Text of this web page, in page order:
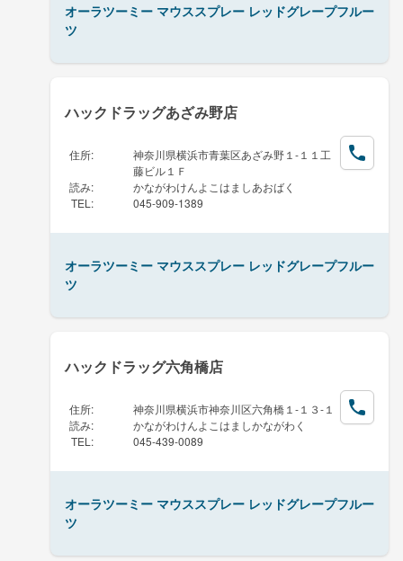
オーラツーミー マウススプレー レッドグレープフルー
ツ
ハックドラッグあざみ野店
住所:
神奈川県横浜市青葉区あざみ野１-１１工
藤ビル１Ｆ
読み:
かながわけんよこはましあおばく
TEL : 045-909-1389
オーラツーミー マウススプレー レッドグレープフルー
ツ
ハックドラッグ六角橋店
住所:
神奈川県横浜市神奈川区六角橋１-１３-１
読み:
かながわけんよこはましかながわく
TEL : 045-439-0089
オーラツーミー マウススプレー レッドグレープフルー
ツ